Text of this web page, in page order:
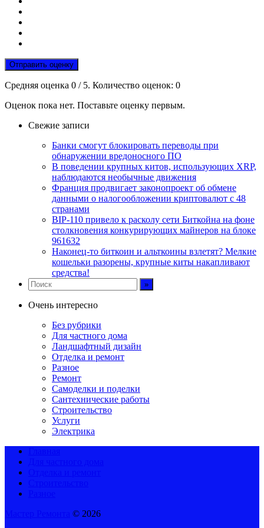
Отправить оценку
Средняя оценка 0 / 5. Количество оценок: 0
Оценок пока нет. Поставьте оценку первым.
Свежие записи
Банки смогут блокировать переводы при
обнаружении вредоносного ПО
В поведении крупных китов, использующих XRP,
наблюдаются необычные движения
Франция продвигает законопроект об обмене
данными о налогообложении криптовалют с 48
странами
BIP-110 привело к расколу сети Биткойна на фоне
столкновения конкурирующих майнеров на блоке
961632
Наконец-то биткоин и альткоины взлетят? Мелкие
кошельки разорены, крупные киты накапливают
средства!
Очень интересно
Без рубрики
Для частного дома
Ландшафтный дизайн
Отделка и ремонт
Разное
Ремонт
Самоделки и поделки
Сантехнические работы
Строительство
Услуги
Электрика
© 2026